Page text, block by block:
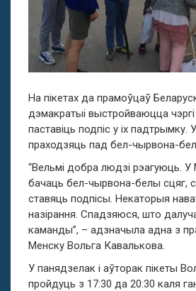
На пікетах да прамоўцаў
дэмакратыі выстройваюцца
паставіць подпіс у іх падтрымку.
праходзяць пад бел-чырвона-
“Вельмі добра людзі рэагуюць. У
бачаць бел-чырвона-белы сцяг,
ставяць подпісы. Некаторыя
назірання. Спадзяюся, што
каманды”, – адзначыла адна з
Менску Вольга Кавалькова.
У панядзелак і аўторак пікеты
пройдуць з 17:30 да 20:30 каля